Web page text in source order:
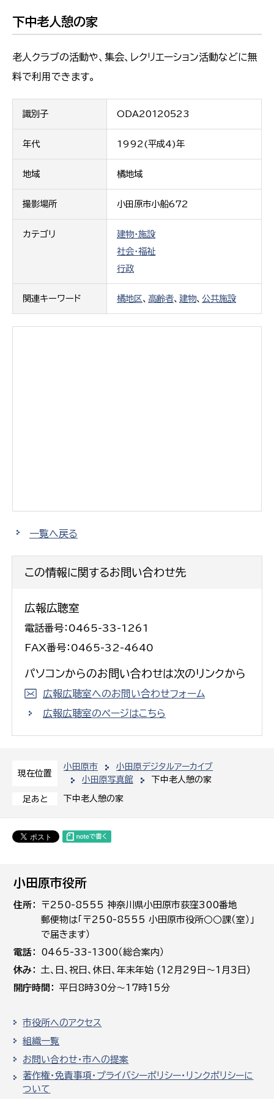
現在位置
小田原市
小田原デジタルアーカイブ
小田原写真館
下中老人憩の家
足あと 下中老人憩の家
下中老人憩の家
老人クラブの活動や、集会、レクリエーション活動などに無
料で利用できます。
識別子 ODA20120523
年代 1992(平成4)年
地域 橘地域
撮影場所 小田原市小船672
カテゴリ
建物・施設
社会・福祉
行政
関連キーワード 橘地区、 高齢者、 建物、 公共施設
一覧へ戻る
この情報に関するお問い合わせ先
広報広聴室
電話番号：0465-33-1261
FAX番号：0465-32-4640
パソコンからのお問い合わせは次のリンクから
広報広聴室へのお問い合わせフォーム
広報広聴室のページはこちら
小田原市役所
住所
〒250-8555 神奈川県小田原市荻窪300番地
郵便物は「〒250-8555 小田原市役所○○課（室）」
で届きます）
電話
0465-33-1300（総合案内）
休み
土､日､祝日、休日、年末年始 (12月29日～1月3日)
開庁時間
平日8時30分～17時15分
市役所へのアクセス
組織一覧
お問い合わせ・市への提案
著作権・免責事項・プライバシーポリシー・リンクポリシーに
ついて